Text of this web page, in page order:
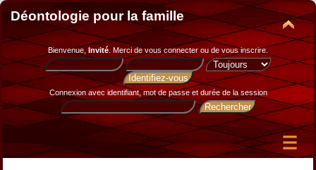
Déontologie pour la famille
Bienvenue, Invité. Merci devous connecter ou de vous inscrire.
Connexion avec identifiant, mot de passe et durée de la session